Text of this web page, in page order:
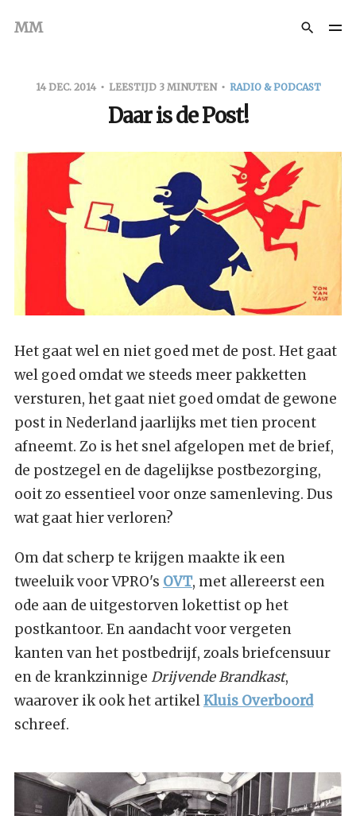
MM
14 DEC. 2014 LEESTIJD 3 MINUTEN RADIO & PODCAST
Daar is de Post!
Het gaat wel en niet goed met de post. Het gaat
wel goed omdat we steeds meer pakketten
versturen, het gaat niet goed omdat de gewone
post in Nederland jaarlijks met tien procent
afneemt. Zo is het snel afgelopen met de brief,
de postzegel en de dagelijkse postbezorging,
ooit zo essentieel voor onze samenleving. Dus
wat gaat hier verloren?
Om dat scherp te krijgen maakte ik een
tweeluik voor VPRO's OVT, met allereerst een
ode aan de uitgestorven lokettist op het
postkantoor. En aandacht voor vergeten
kanten van het postbedrijf, zoals briefcensuur
en de krankzinnige Drijvende Brandkast,
waarover ik ook het artikelKluis Overboord
schreef.